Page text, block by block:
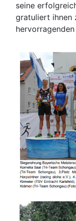
seine
gratuliert ihnen